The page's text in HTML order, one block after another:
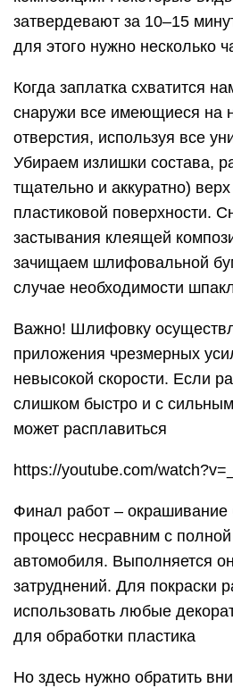
затвердевают за 10–15
для этого нужно несколько
Когда заплатка схватится
снаружи все имеющиеся на
отверстия, используя все
Убираем излишки состава,
тщательно и аккуратно)
пластиковой поверхности.
застывания клеящей
зачищаем шлифовальной
случае необходимости
Важно! Шлифовку
приложения чрезмерных
невысокой скорости. Если
слишком быстро и с
может расплавиться
https://youtube.com/
Финал работ – окрашивание
процесс несравним с полной
автомобиля. Выполняется
затруднений. Для покраски
использовать любые
для обработки пластика
Но здесь нужно обратить